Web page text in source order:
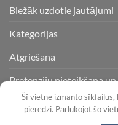
Biežāk uzdotie jautājumi
Kategorijas
Atgriešana
Pretenziju pieteikšana
Šī vietne izmanto sīkfailus,
pieredzi. Pārlūkojot šo